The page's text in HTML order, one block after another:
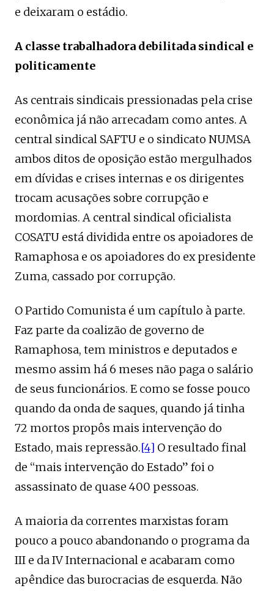
e deixaram o estádio.
A classe trabalhadora debilitada sindical e
politicamente
As centrais sindicais pressionadas pela crise
econômica já não arrecadam como antes. A
central sindical SAFTU e o sindicato NUMSA
ambos ditos de oposição estão mergulhados
em dívidas e crises internas e os dirigentes
trocam acusações sobre corrupção e
mordomias. A central sindical oficialista
COSATU está dividida entre os apoiadores de
Ramaphosa e os apoiadores do ex presidente
Zuma, cassado por corrupção.
O Partido Comunista é um capítulo à parte.
Faz parte da coalizão de governo de
Ramaphosa, tem ministros e deputados e
mesmo assim há 6 meses não paga o salário
de seus funcionários. E como se fosse pouco
quando da onda de saques, quando já tinha
72 mortos propôs mais intervenção do
Estado, mais repressão.[4] O resultado final
de “mais intervenção do Estado” foi o
assassinato de quase 400 pessoas.
A maioria da correntes marxistas foram
pouco a pouco abandonando o programa da
III e da IV Internacional e acabaram como
apêndice das burocracias de esquerda. Não